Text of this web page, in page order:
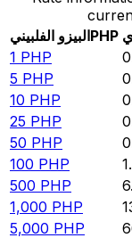
البيزو الفلبينيPHP
1 PHP
5 PHP
10 PHP
25 PHP
50 PHP
100 PHP
500 PHP
1,000 PHP
5,000 PHP